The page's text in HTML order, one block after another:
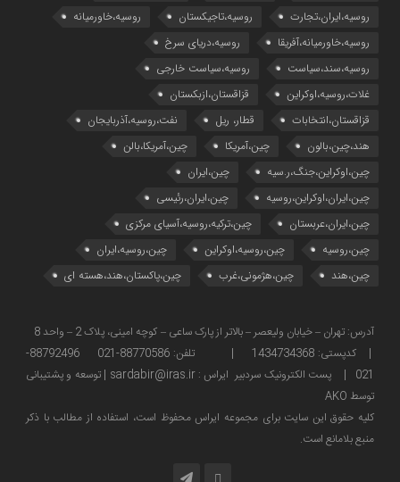
روسیه،ایران،تجارت
روسیه،تاجیکستان
روسیه،خاورمیانه
روسیه،خاورمیانه،آفریقا
روسیه،دریای سرخ
روسیه،سند،سیاست
روسیه،سیاست خارجی
غلات،روسیه،اوکراین
قزاقستان،ازبکستان
قزاقستان،انتخابات
قطار، ریل
نفت،روسیه،آذربایجان
هند،چین،بالون
چین،آمریکا
چین،آمریکا،بالن
چین،اوکراین،جنگ،ر.سیه
چین،ایران
چین،ایران،اوکراین،روسیه
چین،ایران،رئیسی
چین،ایران،عربستان
چین،ترکیه،روسیه،آسیای مرکزی
چین،روسیه
چین،روسیه،اوکراین
چین،روسیه،ایران
چین،هند
چین،هژمونی،غرب چین،پاکستان،هند،هسته ای
| کدپستی: 1434734368 | تلفن: 88770586-021 88792496-
021 | پست الکترونیک سردبیر ایراس : sardabir@iras.ir |
توسعه و پشتیبانی
توسط AKO
كليه حقوق این سایت برای مجموعه ایراس محفوظ است، استفاده از مطالب با ذكر
منبع بلامانع است.